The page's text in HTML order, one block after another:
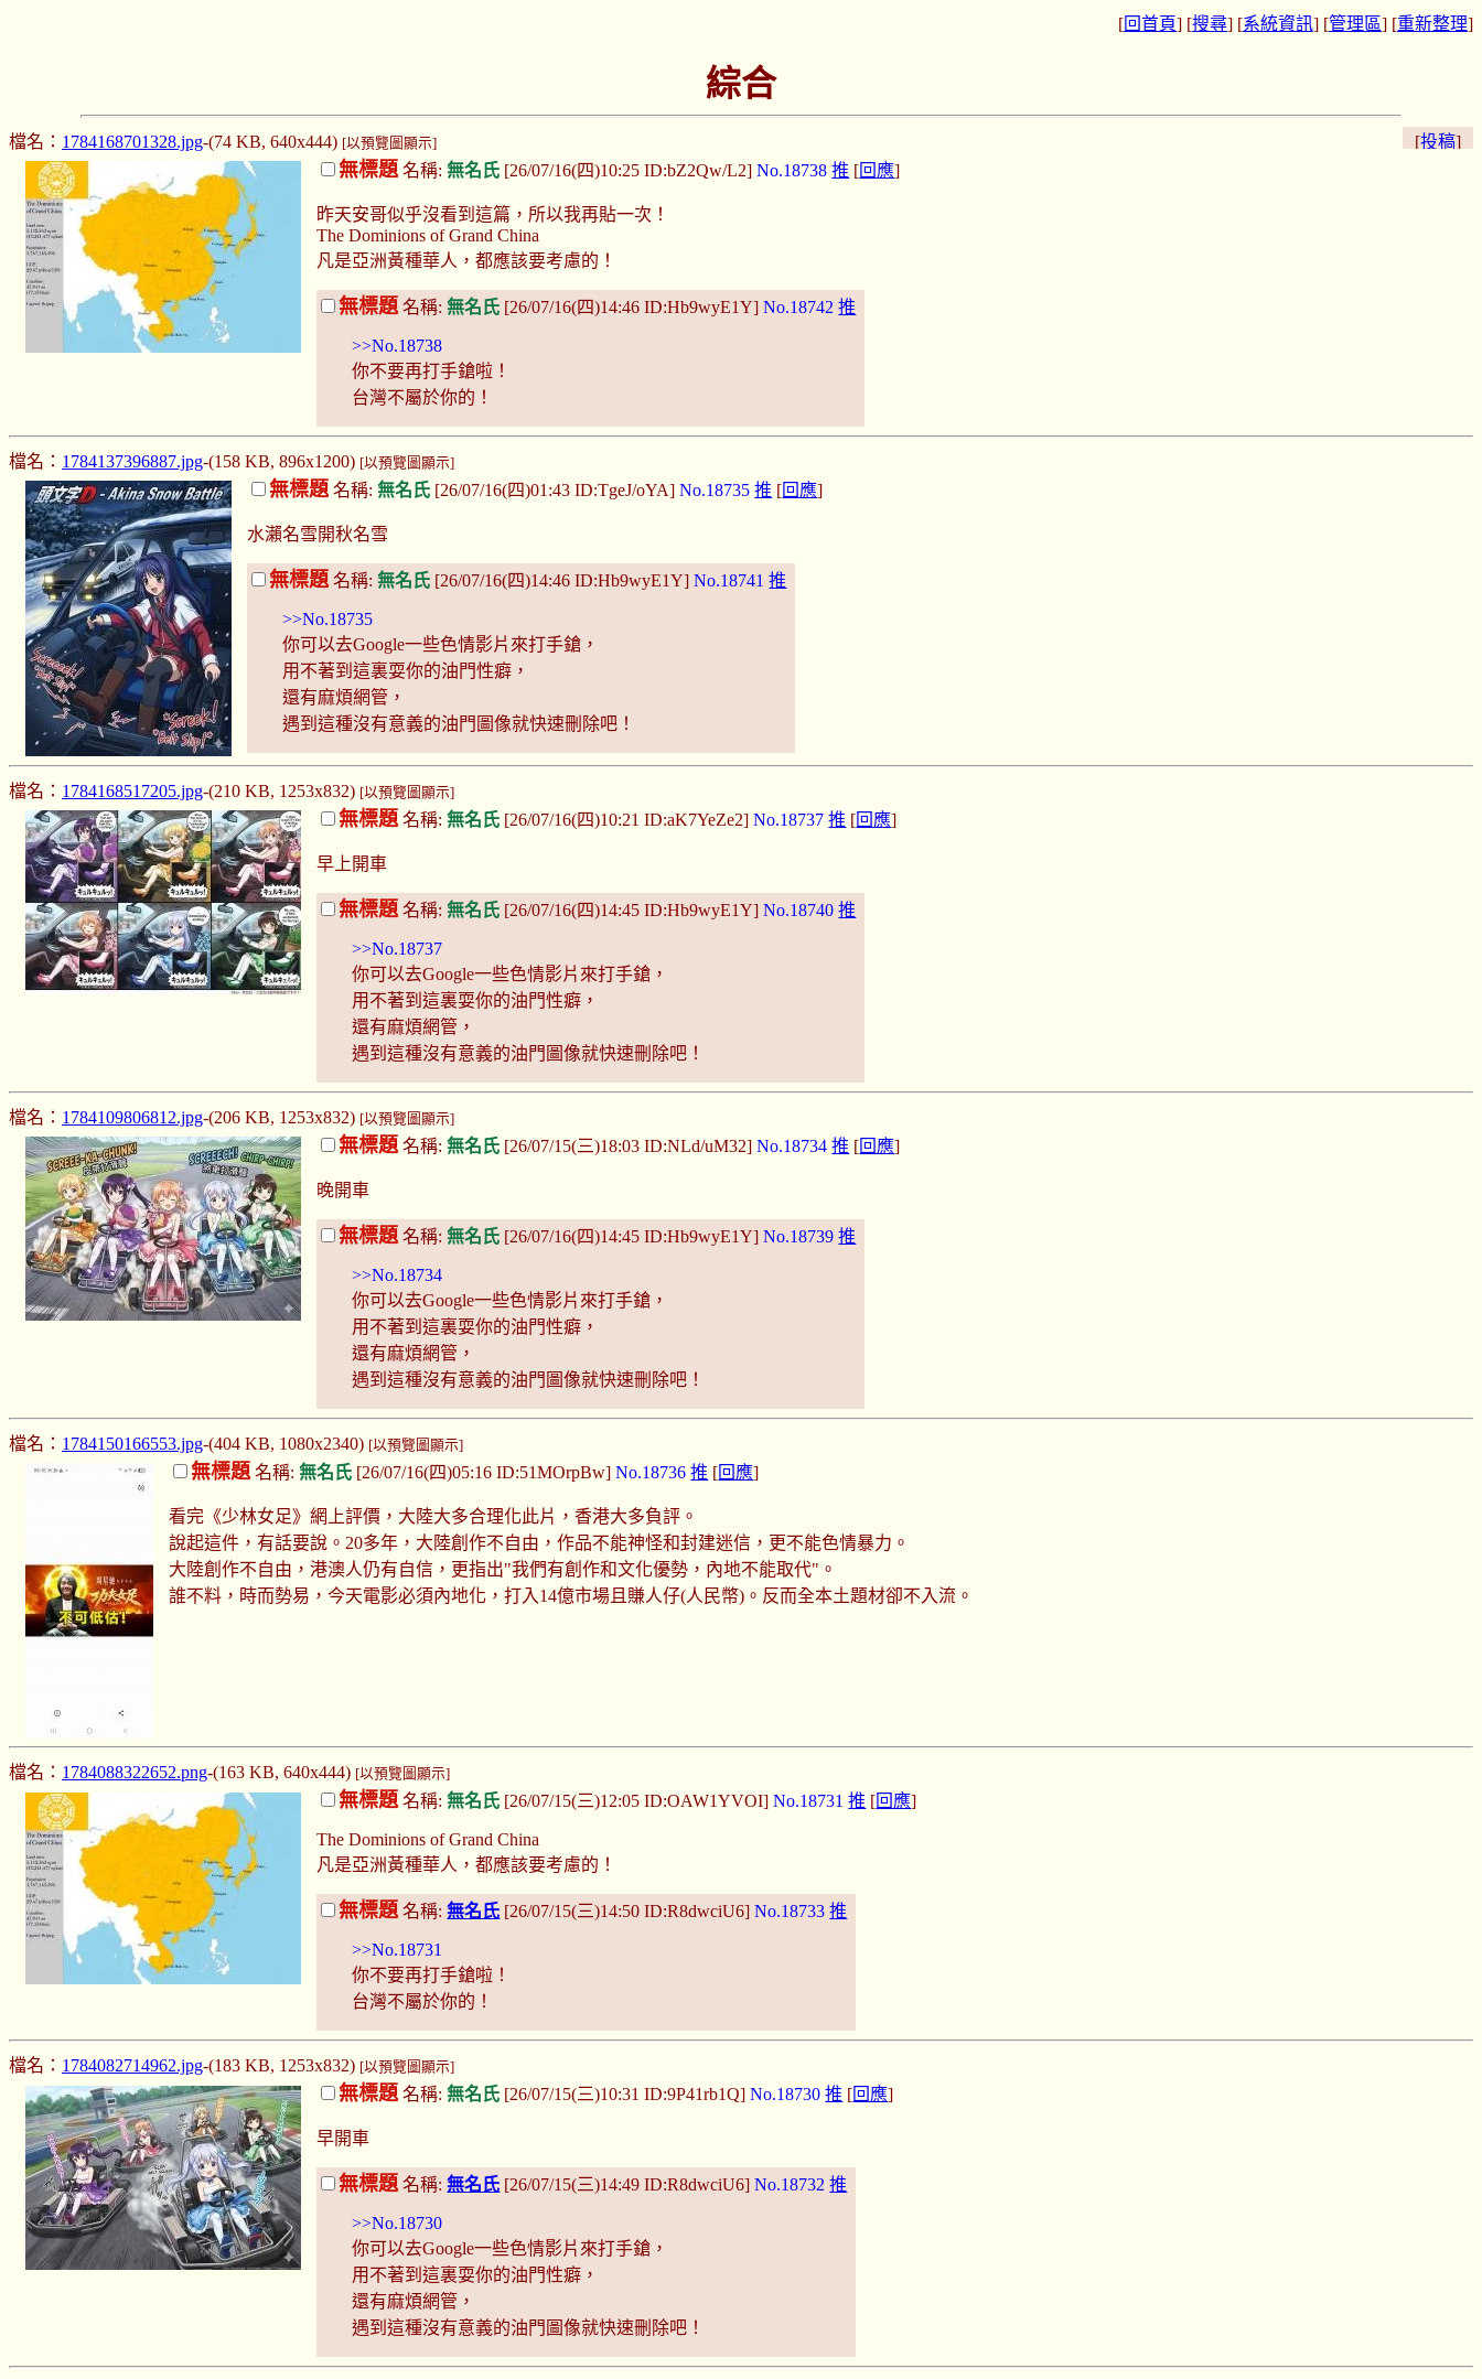
[回首頁] [搜尋] [系統資訊] [管理區] [重新整理]
綜合
[投稿]
檔名： 1784168701328.jpg-(74 KB, 640x444) [以預覽圖顯示]
無標題 名稱:無名氏 [26/07/16(四)10:25 ID:bZ2Qw/L2]No.18738 推 [回應]
昨天安哥似乎沒看到這篇，所以我再貼一次！
The Dominions of Grand China
凡是亞洲黃種華人，都應該要考慮的！
無標題 名稱:無名氏 [26/07/16(四)14:46 ID:Hb9wyE1Y]No.18742 推
>>No.18738
你不要再打手鎗啦！
台灣不屬於你的！
檔名： 1784137396887.jpg-(158 KB, 896x1200) [以預覽圖顯示]
無標題 名稱:無名氏 [26/07/16(四)01:43 ID:TgeJ/oYA]No.18735 推 [回應]
水瀨名雪開秋名雪
無標題 名稱:無名氏 [26/07/16(四)14:46 ID:Hb9wyE1Y]No.18741 推
>>No.18735
你可以去Google一些色情影片來打手鎗，
用不著到這裏耍你的油門性癖，
還有麻煩網管，
遇到這種沒有意義的油門圖像就快速刪除吧！
檔名： 1784168517205.jpg-(210 KB, 1253x832) [以預覽圖顯示]
無標題 名稱:無名氏 [26/07/16(四)10:21 ID:aK7YeZe2]No.18737 推 [回應]
早上開車
無標題 名稱:無名氏 [26/07/16(四)14:45 ID:Hb9wyE1Y]No.18740 推
>>No.18737
你可以去Google一些色情影片來打手鎗，
用不著到這裏耍你的油門性癖，
還有麻煩網管，
遇到這種沒有意義的油門圖像就快速刪除吧！
檔名： 1784109806812.jpg-(206 KB, 1253x832) [以預覽圖顯示]
無標題 名稱:無名氏 [26/07/15(三)18:03 ID:NLd/uM32]No.18734 推 [回應]
晚開車
無標題 名稱:無名氏 [26/07/16(四)14:45 ID:Hb9wyE1Y]No.18739 推
>>No.18734
你可以去Google一些色情影片來打手鎗，
用不著到這裏耍你的油門性癖，
還有麻煩網管，
遇到這種沒有意義的油門圖像就快速刪除吧！
檔名： 1784150166553.jpg-(404 KB, 1080x2340) [以預覽圖顯示]
無標題 名稱:無名氏 [26/07/16(四)05:16 ID:51MOrpBw]No.18736 推 [回應]
看完《少林女足》網上評價，大陸大多合理化此片，香港大多負評。
說起這件，有話要說。20多年，大陸創作不自由，作品不能神怪和封建迷信，更不能色情暴力。
大陸創作不自由，港澳人仍有自信，更指出"我們有創作和文化優勢，內地不能取代"。
誰不料，時而勢易，今天電影必須內地化，打入14億市場且賺人仔(人民幣)。反而全本土題材卻不入流。
檔名： 1784088322652.png-(163 KB, 640x444) [以預覽圖顯示]
無標題 名稱:無名氏 [26/07/15(三)12:05 ID:OAW1YVOI]No.18731 推 [回應]
The Dominions of Grand China
凡是亞洲黃種華人，都應該要考慮的！
無標題 名稱:無名氏 [26/07/15(三)14:50 ID:R8dwciU6]No.18733 推
>>No.18731
你不要再打手鎗啦！
台灣不屬於你的！
檔名： 1784082714962.jpg-(183 KB, 1253x832) [以預覽圖顯示]
無標題 名稱:無名氏 [26/07/15(三)10:31 ID:9P41rb1Q]No.18730 推 [回應]
早開車
無標題 名稱:無名氏 [26/07/15(三)14:49 ID:R8dwciU6]No.18732 推
>>No.18730
你可以去Google一些色情影片來打手鎗，
用不著到這裏耍你的油門性癖，
還有麻煩網管，
遇到這種沒有意義的油門圖像就快速刪除吧！